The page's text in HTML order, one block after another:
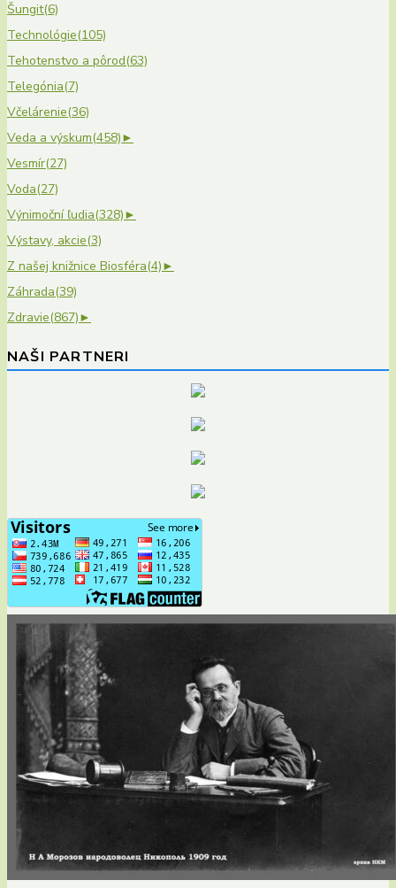
Šungit(6)
Technológie(105)
Tehotenstvo a pôrod(63)
Telegónia(7)
Včelárenie(36)
Veda a výskum(458)►
Vesmír(27)
Voda(27)
Výnimoční ľudia(328)►
Výstavy, akcie(3)
Z našej knižnice Biosféra(4)►
Záhrada(39)
Zdravie(867)►
NAŠI PARTNERI